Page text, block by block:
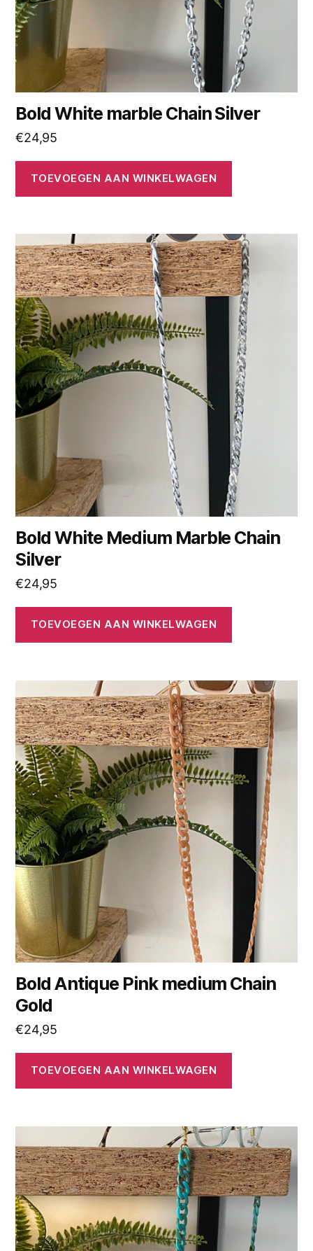
Bold White marble Chain Silver
€24,95
TOEVOEGEN AAN WINKELWAGEN
Bold White Medium Marble Chain
Silver
€24,95
TOEVOEGEN AAN WINKELWAGEN
Bold Antique Pink medium Chain
Gold
€24,95
TOEVOEGEN AAN WINKELWAGEN